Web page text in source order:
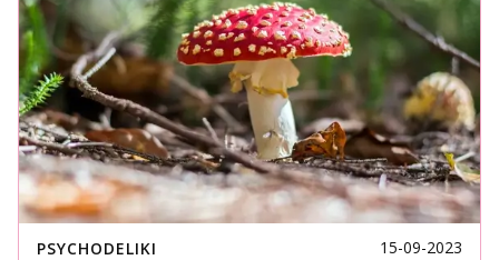
PSYCHODELIKI 15-09-2023